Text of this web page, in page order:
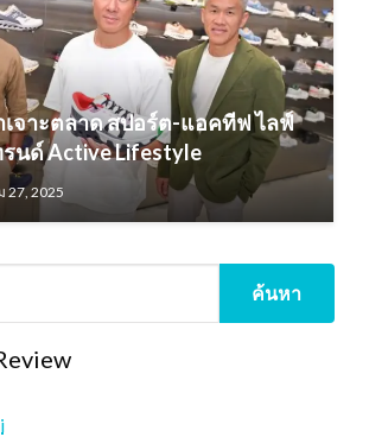
เจาะตลาด สปอร์ต-แอคทีฟ ไลฟ์
รนด์ Active Lifestyle
27, 2025